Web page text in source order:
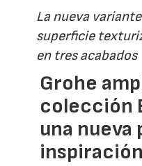
La nueva
superficie
en tres acabados
Grohe
colección
una nueva